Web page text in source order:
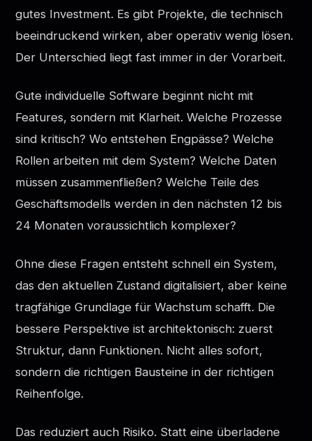
gutes Investment. Es gibt Projekte, die technisch
beeindruckend wirken, aber operativ wenig lösen.
Der Unterschied liegt fast immer in der Vorarbeit.
Gute individuelle Software beginnt nicht mit
Features, sondern mit Klarheit. Welche Prozesse
sind kritisch? Wo entstehen Engpässe? Welche
Rollen arbeiten mit dem System? Welche Daten
müssen zusammenfließen? Welche Teile des
Geschäftsmodells werden in den nächsten 12 bis
24 Monaten voraussichtlich komplexer?
Ohne diese Fragen entsteht schnell ein System,
das den aktuellen Zustand digitalisiert, aber keine
tragfähige Grundlage für Wachstum schafft. Die
bessere Perspektive ist architektonisch: zuerst
Struktur, dann Funktionen. Nicht alles sofort,
sondern die richtigen Bausteine in der richtigen
Reihenfolge.
Das reduziert auch Risiko. Statt eine überladene